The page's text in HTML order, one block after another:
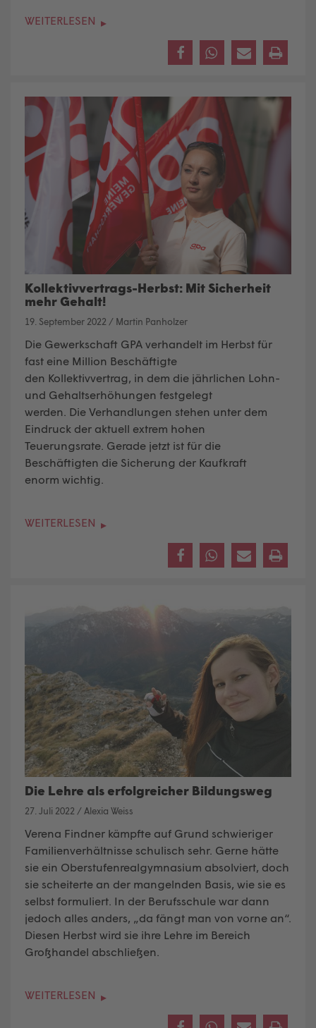
WEITERLESEN
Kollektivvertrags-Herbst: Mit Sicherheit
mehr Gehalt!
19. September 2022 / Martin Panholzer
Die Gewerkschaft GPA verhandelt im Herbst für
fast eine Million Beschäftigte
den Kollektivvertrag, in dem die jährlichen Lohn-
und Gehaltserhöhungen festgelegt
werden. Die Verhandlungen stehen unter dem
Eindruck der aktuell extrem hohen
Teuerungsrate. Gerade jetzt ist für die
Beschäftigten die Sicherung der Kaufkraft
enorm wichtig.
WEITERLESEN
Die Lehre als erfolgreicher Bildungsweg
27. Juli 2022 / Alexia Weiss
Verena Findner kämpfte auf Grund schwieriger
Familienverhältnisse schulisch sehr. Gerne hätte
sie ein Oberstufenrealgymnasium absolviert, doch
sie scheiterte an der mangelnden Basis, wie sie es
selbst formuliert. In der Berufsschule war dann
jedoch alles anders, „da fängt man von vorne an“.
Diesen Herbst wird sie ihre Lehre im Bereich
Großhandel abschließen.
WEITERLESEN